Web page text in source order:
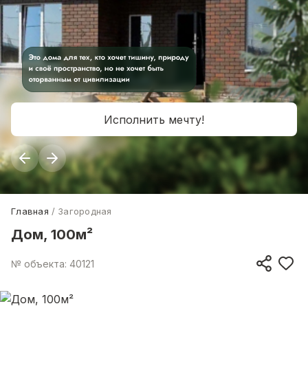
Исполнить мечту!
Главная Загородная
Дом, 100м²
№ объекта: 40121